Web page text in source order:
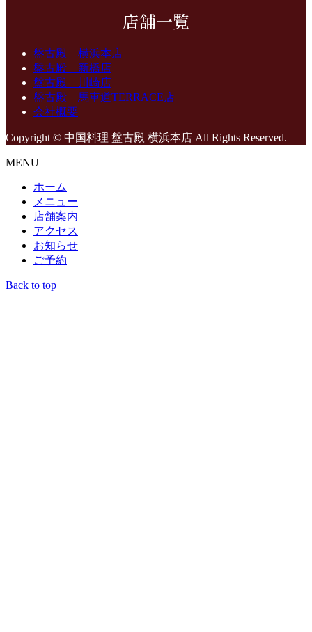
店舗一覧
盤古殿 横浜本店
盤古殿 新橋店
盤古殿 川崎店
盤古殿 馬車道TERRACE店
会社概要
Copyright © 中国料理 盤古殿 横浜本店 All Rights Reserved.
MENU
ホーム
メニュー
店舗案内
アクセス
お知らせ
ご予約
Back to top